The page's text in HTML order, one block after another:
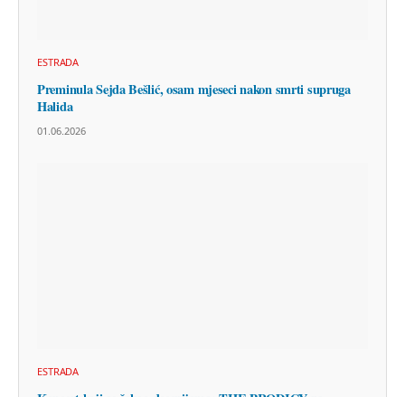
ESTRADA
Preminula Sejda Bešlić, osam mjeseci nakon smrti supruga
Halida
01.06.2026
ESTRADA